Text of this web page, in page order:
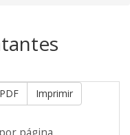
PDF Imprimir